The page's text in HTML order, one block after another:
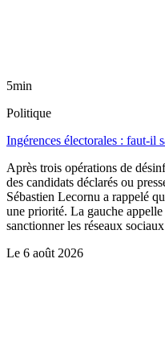
5min
Politique
Ingérences électorales : faut-il
Après trois opérations de
des candidats déclarés ou
Sébastien Lecornu a rappelé
une priorité. La gauche
sanctionner les réseaux
Le 6 août 2026